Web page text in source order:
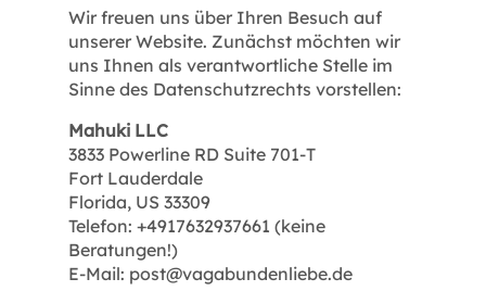
Wir freuen uns über Ihren Besuch auf
unserer Website. Zunächst möchten wir
uns Ihnen als verantwortliche Stelle im
Sinne des Datenschutzrechts vorstellen:
Mahuki LLC
3833 Powerline RD Suite 701-T
Fort Lauderdale
Florida, US 33309
Telefon: +4917632937661 (keine
Beratungen!)
E-Mail: post@vagabundenliebe.de